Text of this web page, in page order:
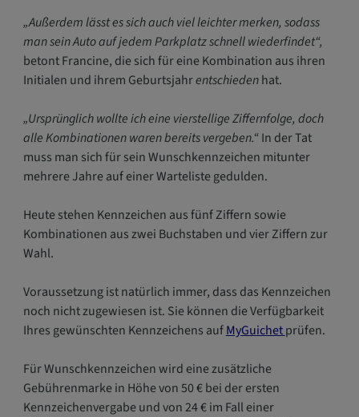
„Außerdem lässt es sich auch viel leichter merken, sodass
man sein Auto auf jedem Parkplatz schnell wiederfindet“,
betont Francine, die sich für eine Kombination aus ihren
Initialen und ihrem Geburtsjahrentschiedenhat.
„Ursprünglich wollte ich eine vierstellige Ziffernfolge, doch
alle Kombinationen waren bereits vergeben.“In der Tat
muss man sich für sein Wunschkennzeichen mitunter
mehrere Jahre auf einer Warteliste gedulden.
Heute stehen Kennzeichen aus fünf Ziffern sowie
Kombinationen aus zwei Buchstaben und vier Ziffern zur
Wahl.
Voraussetzung ist natürlich immer, dass das Kennzeichen
noch nicht zugewiesen ist. Sie können die Verfügbarkeit
Ihres gewünschten Kennzeichens aufMyGuichetprüfen.
Für Wunschkennzeichen wird eine zusätzliche
Gebührenmarke in Höhe von 50 € bei der ersten
Kennzeichenvergabe und von 24 € im Fall einer